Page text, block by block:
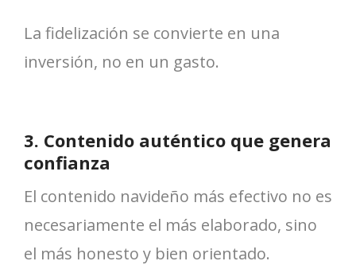
La fidelización se convierte en una
inversión, no en un gasto.
3. Contenido auténtico que genera
confianza
El contenido navideño más efectivo no es
necesariamente el más elaborado, sino
el más honesto y bien orientado.